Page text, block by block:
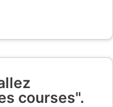
courses".